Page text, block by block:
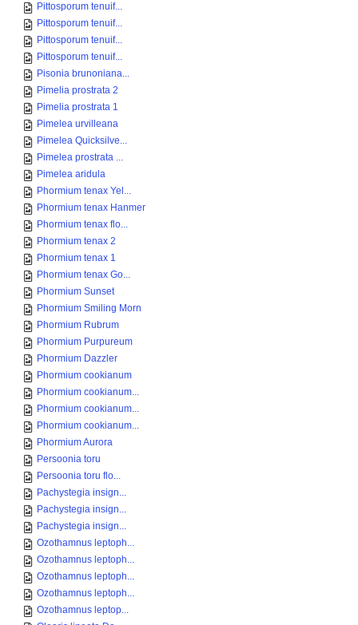
Pittosporum tenuif...
Pittosporum tenuif...
Pittosporum tenuif...
Pittosporum tenuif...
Pisonia brunoniana...
Pimelia prostrata 2
Pimelia prostrata 1
Pimelea urvilleana
Pimelea Quicksilve...
Pimelea prostrata ...
Pimelea aridula
Phormium tenax Yel...
Phormium tenax Hanmer
Phormium tenax flo...
Phormium tenax 2
Phormium tenax 1
Phormium tenax Go...
Phormium Sunset
Phormium Smiling Morn
Phormium Rubrum
Phormium Purpureum
Phormium Dazzler
Phormium cookianum
Phormium cookianum...
Phormium cookianum...
Phormium cookianum...
Phormium Aurora
Persoonia toru
Persoonia toru flo...
Pachystegia insign...
Pachystegia insign...
Pachystegia insign...
Ozothamnus leptoph...
Ozothamnus leptoph...
Ozothamnus leptoph...
Ozothamnus leptoph...
Ozothamnus leptop...